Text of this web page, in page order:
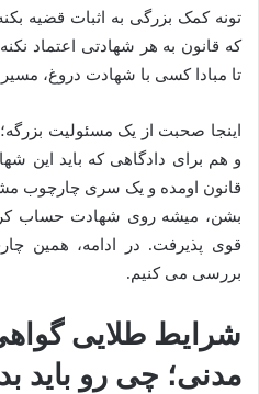
تونه کمک بزرگی به اثبات قضیه
که قانون به هر شهادتی اعتماد
تا مبادا کسی با شهادت دروغ،
اینجا صحبت از یک مسئولیت
و هم برای دادگاهی که باید این
قانون اومده و یک سری چارچوب
بشن، میشه روی شهادت حساب
قوی پذیرفت. در ادامه، همین
بررسی می کنیم.
شرایط طلایی
مدنی؛ چی رو باید